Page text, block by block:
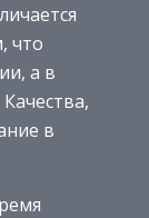
что
а в
в